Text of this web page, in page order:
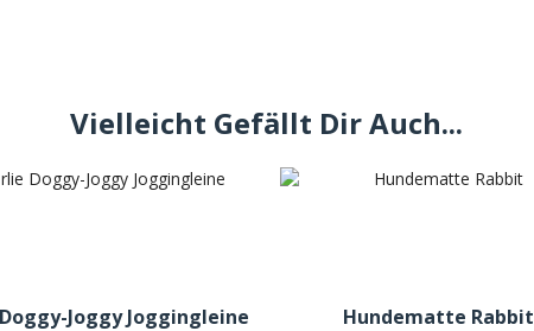
Vielleicht Gefällt Dir Auch...
Joggy Joggingleine
Hundematte Rabbit